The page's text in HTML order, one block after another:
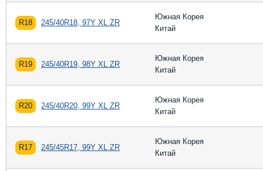
R18 245/40R18, 97Y XL ZR
Южная Корея
Китай
R19 245/40R19, 98Y XL ZR
Южная Корея
Китай
R20 245/40R20, 99Y XL ZR
Южная Корея
Китай
R17 245/45R17, 99Y XL ZR
Южная Корея
Китай